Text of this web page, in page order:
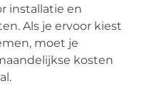
installatie en
Als je ervoor kiest
moet je
kosten